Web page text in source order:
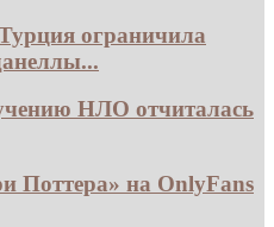
ограничила
НЛО отчиталась
Поттера» на OnlyFans